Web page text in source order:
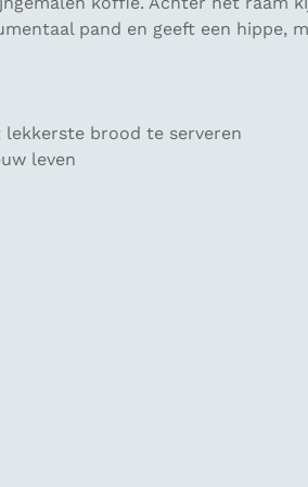
pand en geeft een hippe,
brood te serveren
leven